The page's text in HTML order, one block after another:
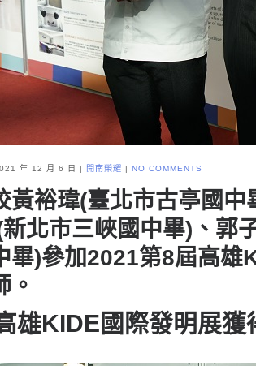
年 12 月 6 日 開南榮耀 NO COMMENTS
黃裕瑋(臺北市古亭國
北市三峽國中畢)、郭
畢)參加2021第8屆高
。
雄KIDE國際發明展